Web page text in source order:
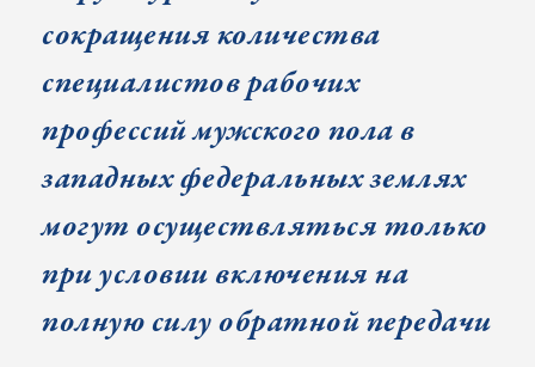
сокращения количества
специалистов рабочих
профессий мужского пола в
западных федеральных землях
могут осуществляться только
при условии включения на
полную силу обратной передачи